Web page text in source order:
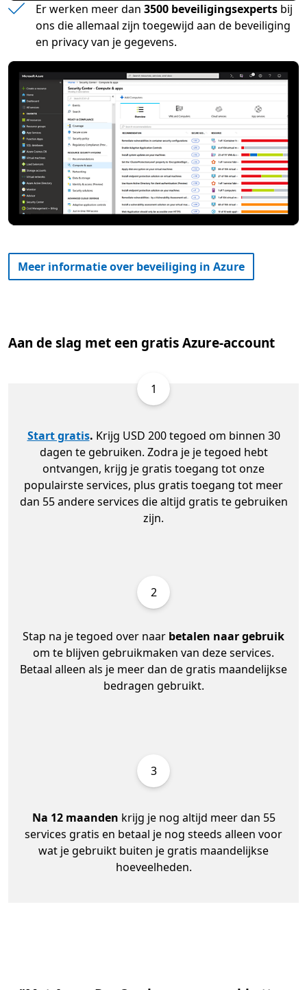
Er werken meer dan 3500 beveiligingsexperts bij
ons die allemaal zijn toegewijd aan de beveiliging
en privacy van je gegevens.
Meer informatie over beveiliging in Azure
Aan de slag met een gratis Azure-account
1
Start gratis. Krijg USD 200 tegoed om binnen 30
dagen te gebruiken. Zodra je je tegoed hebt
ontvangen, krijg je gratis toegang tot onze
populairste services, plus gratis toegang tot meer
dan 55 andere services die altijd gratis te gebruiken
zijn.
2
Stap na je tegoed over naar betalen naar gebruik
om te blijven gebruikmaken van deze services.
Betaal alleen als je meer dan de gratis maandelijkse
bedragen gebruikt.
3
Na 12 maanden krijg je nog altijd meer dan 55
services gratis en betaal je nog steeds alleen voor
wat je gebruikt buiten je gratis maandelijkse
hoeveelheden.